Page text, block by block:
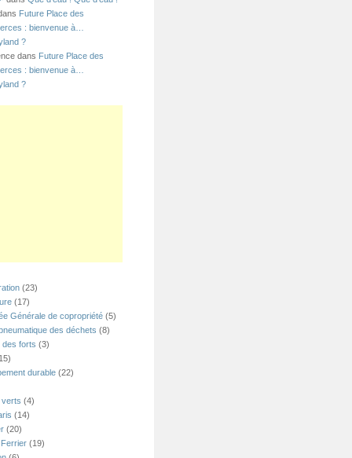
Future Place des
: bienvenue à…
?
dans Future Place des
: bienvenue à…
?
(23)
(17)
Générale de copropriété (5)
des déchets (8)
des forts (3)
durable (22)
(4)
(14)
(20)
(19)